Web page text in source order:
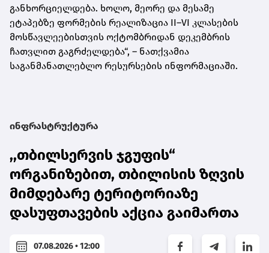
განხორციელდება. ხოლო, მეორე და მესამე
ეტაპებზე ფორმების რეალიზაცია II–VI კლასების
მოსწავლეებისთვის ოქტომბრიდან დეკემბრის
ჩათვლით გაგრძელდება“, – ნათქვამია
საგანმანათლებლო რესურსების ინფორმაციაში.
ინფრასტრუქტურა
,,თბილსერვის ჯგუფის“
ორგანიზებით, თბილისის ზღვის
მიმდებარე ტერიტორიაზე
დასუფთავების აქცია გაიმართა
07.08.2026 • 12:00